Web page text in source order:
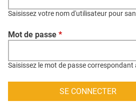
CONTACT
CRÉDITS
Saisissez votre nom d'utilisateur pour
Mot de passe *
Saisissez le mot de passe